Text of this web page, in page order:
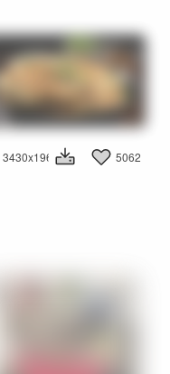
3430x1960 5062